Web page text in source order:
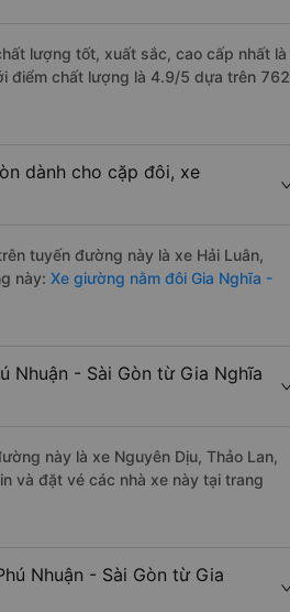
lượng tốt, xuất sắc, cao cấp nhất là
điểm chất lượng là 4.9/5 dựa trên 762
dành cho cặp đôi, xe
tuyến đường này là xe Hải Luân,
này: Xe giường nằm đôi Gia Nghĩa -
Nhuận - Sài Gòn từ Gia Nghĩa
này là xe Nguyên Dịu, Thảo Lan,
và đặt vé các nhà xe này tại trang
Nhuận - Sài Gòn từ Gia